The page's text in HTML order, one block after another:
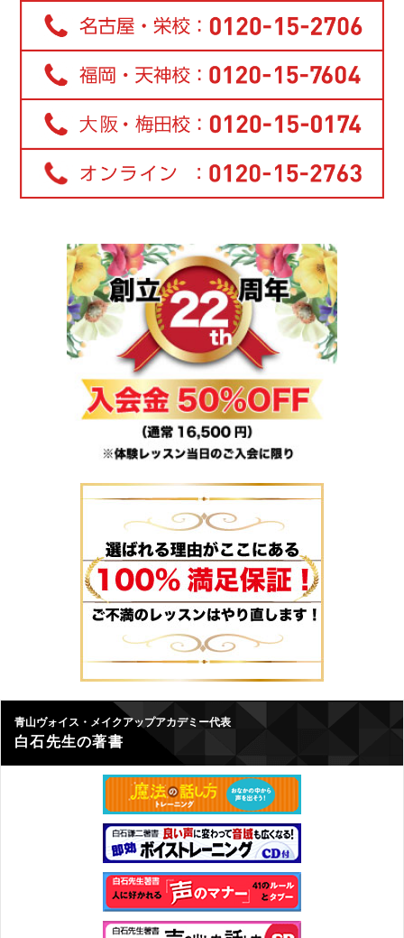
青山ヴォイス・メイクアップアカデミー代表
白石先生の著書